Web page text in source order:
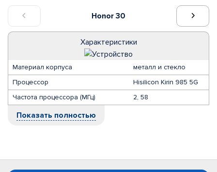
Honor 30
Характеристики
Материал корпуса
металл и стекло
Процессор
Hisilicon Kirin 985 5G
Частота процессора (МГц)
2, 58
Показать полностью